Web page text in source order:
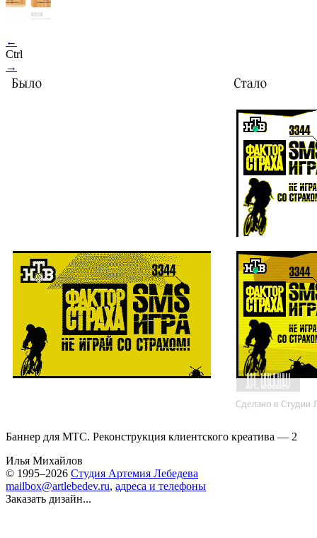
←
Ctrl
→
Баннер для МТС. Реконструкция клиентского креатива — 2
Илья Михайлов
© 1995–2026 Студия Артемия Лебедева
mailbox@artlebedev.ru, адреса и телефоны
Заказать дизайн...